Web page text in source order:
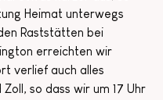
Heimat unterwegs
Raststätten bei
erreichten wir
verlief auch alles
Zoll, so dass wir um 17 Uhr